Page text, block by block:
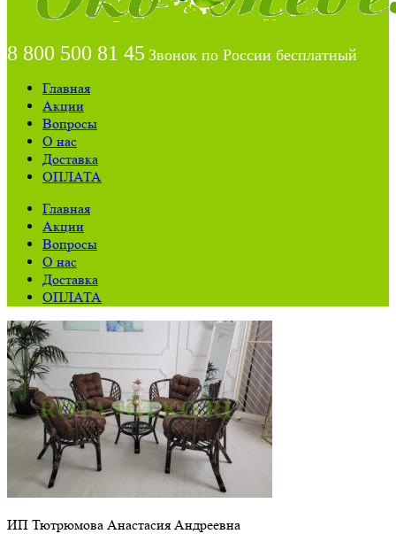
8 800 500 81 45 Звонок по России бесплатный
Главная
Акции
Вопросы
О нас
Доставка
ОПЛАТА
Главная
Акции
Вопросы
О нас
Доставка
ОПЛАТА
ИП Тютрюмова Анастасия Андреевна